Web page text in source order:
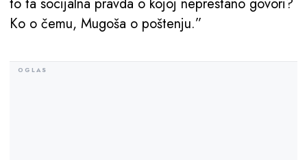
Кo o čemu, Mugoša o poštenju.”